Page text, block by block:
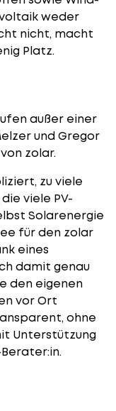
weder
nicht, macht
Platz.
außer einer
und Gregor
zolar.
zu viele
viele PV-
Solarenergie
für den zolar
eines
damit genau
den eigenen
vor Ort
ohne
Unterstützung